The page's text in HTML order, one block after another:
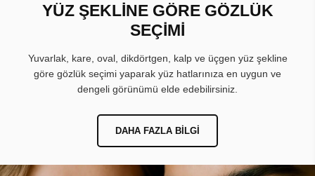
YÜZ ŞEKLİNE GÖRE GÖZLÜK
SEÇİMİ
Yuvarlak, kare, oval, dikdörtgen, kalp ve üçgen yüz şekline
göre gözlük seçimi yaparak yüz hatlarınıza en uygun ve
dengeli görünümü elde edebilirsiniz.
DAHA FAZLA BILGI